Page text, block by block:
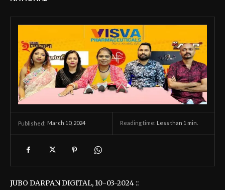
Published: March 10, 2024 Reading time: Less than 1 min.
JUBO DARPAN DIGITAL, 10-03-2024 ::